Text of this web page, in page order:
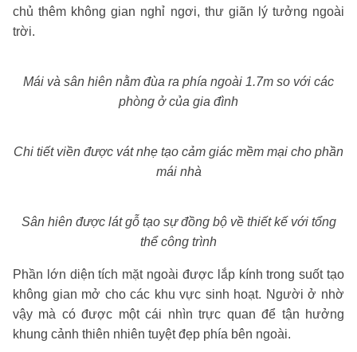
chủ thêm không gian nghỉ ngơi, thư giãn lý tưởng ngoài
trời.
Mái và sân hiên nằm đùa ra phía ngoài 1.7m so với các
phòng ở của gia đình
Chi tiết viền được vát nhẹ tạo cảm giác mềm mại cho phần
mái nhà
Sân hiên được lát gỗ tạo sự đồng bộ về thiết kế với tổng
thể công trình
Phần lớn diện tích mặt ngoài được lắp kính trong suốt tạo
không gian mở cho các khu vực sinh hoạt. Người ở nhờ
vậy mà có được một cái nhìn trực quan để tận hưởng
khung cảnh thiên nhiên tuyệt đẹp phía bên ngoài.